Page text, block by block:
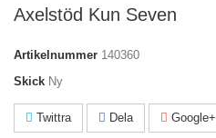
Axelstöd Kun Seven
Artikelnummer 140360
Skick Ny
Twittra Dela Google+